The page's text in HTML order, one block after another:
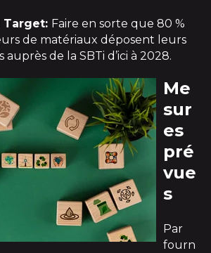
Target: Faire en sorte que 80 %
de matériaux déposent leurs
de la SBTi d’ici à 2028.
Me
sur
es
pré
vue
s
Par
fourn